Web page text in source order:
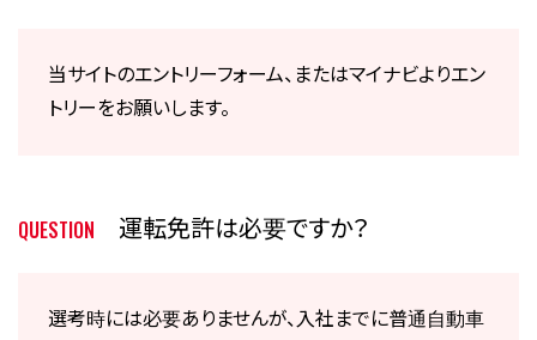
当サイトのエントリーフォーム、またはマイナビよりエン
トリーをお願いします。
QUESTION 運転免許は必要ですか？
選考時には必要ありませんが、入社までに普通自動車